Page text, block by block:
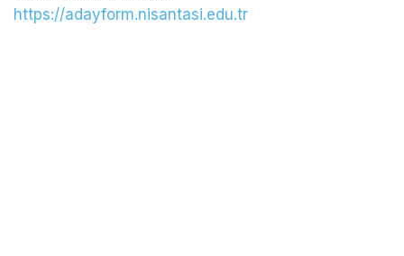
https://adayform.nisantasi.edu.tr